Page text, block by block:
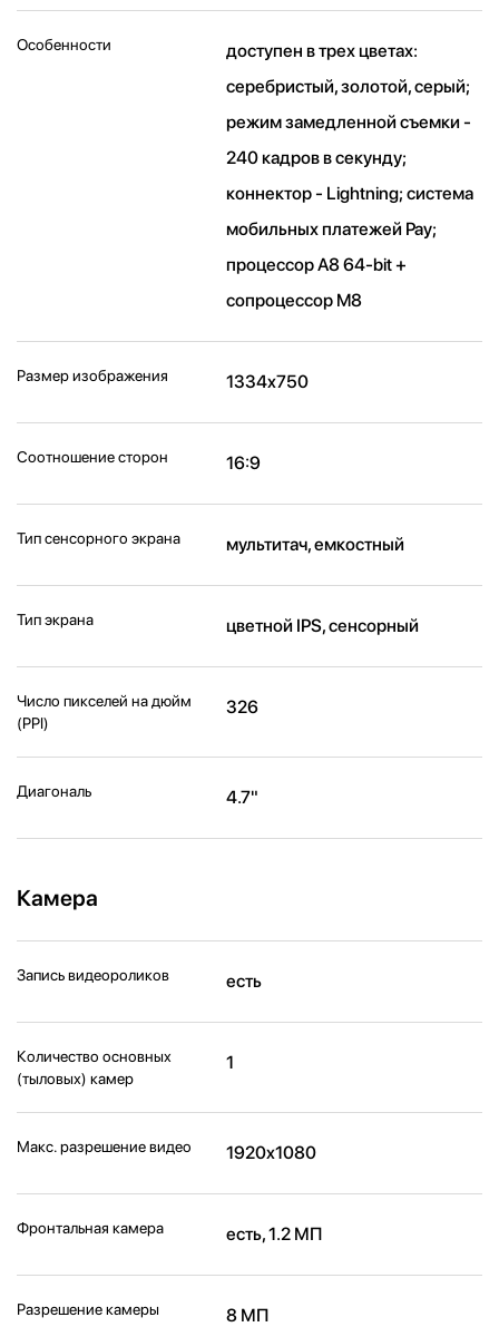
Особенности
доступен в трех цветах:
серебристый, золотой, серый;
режим замедленной съемки -
240 кадров в секунду;
коннектор - Lightning; система
мобильных платежей Pay;
процессор A8 64-bit +
сопроцессор M8
Размер изображения 1334x750
Соотношение сторон 16:9
Тип сенсорного экрана мультитач, емкостный
Тип экрана цветной IPS, сенсорный
Число пикселей на дюйм
(PPI)
326
Диагональ 4.7"
Камера
Запись видеороликов есть
Количество основных
(тыловых) камер
1
Макс. разрешение видео 1920x1080
Фронтальная камера есть, 1.2 МП
Разрешение камеры 8 МП